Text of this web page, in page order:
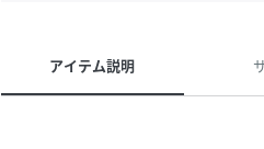
アイテム説明